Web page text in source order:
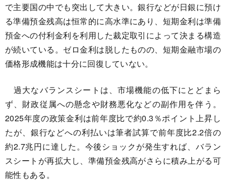
で主要国の中でも突出して大きい。銀行などが日銀に預け
る準備預金残高は恒常的に高水準にあり、短期金利は準備
預金への付利金利を利用した裁定取引によって決まる構造
が続いている。ゼロ金利は脱したものの、短期金融市場の
価格形成機能は十分に回復していない。
過大なバランスシートは、市場機能の低下にとどまら
ず、財政従属への懸念や財務悪化などの副作用を伴う。
2025年度の政策金利は前年度比で約0.3％ポイント上昇し
たが、銀行などへの利払いは筆者試算で前年度比2.2倍の
約2.7兆円に達した。今後ショックが発生すれば、バラン
スシートが再拡大し、準備預金残高がさらに積み上がる可
能性もある。